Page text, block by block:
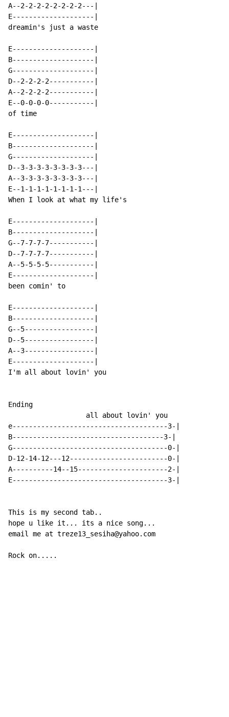
A--2-2-2-2-2-2-2-2---|
E--------------------|
dreamin's just a waste
E--------------------|
B--------------------|
G--------------------|
D--2-2-2-2-----------|
A--2-2-2-2-----------|
E--0-0-0-0-----------|
of time
E--------------------|
B--------------------|
G--------------------|
D--3-3-3-3-3-3-3-3---|
A--3-3-3-3-3-3-3-3---|
E--1-1-1-1-1-1-1-1---|
When I look at what my life's
E--------------------|
B--------------------|
G--7-7-7-7-----------|
D--7-7-7-7-----------|
A--5-5-5-5-----------|
E--------------------|
been comin' to
E--------------------|
B--------------------|
G--5-----------------|
D--5-----------------|
A--3-----------------|
E--------------------|
I'm all about lovin' you
Ending
                   all about lovin' you
e--------------------------------------3-|
B-------------------------------------3-|
G--------------------------------------0-|
D-12-14-12---12------------------------0-|
A----------14--15----------------------2-|
E--------------------------------------3-|
This is my second tab..
hope u like it... its a nice song...
email me at treze13_sesiha@yahoo.com
Rock on.....